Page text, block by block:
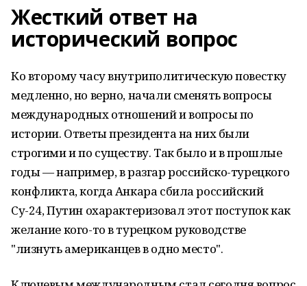
Жесткий ответ на
исторический вопрос
Ко второму часу внутриполитическую повестку
медленно, но верно, начали сменять вопросы
международных отношений и вопросы по
истории. Ответы президента на них были
строгими и по существу. Так было и в прошлые
годы — например, в разгар российско-турецкого
конфликта, когда Анкара сбила российский
Су-24, Путин охарактеризовал этот поступок как
желание кого-то в турецком руководстве
"лизнуть американцев в одно место".